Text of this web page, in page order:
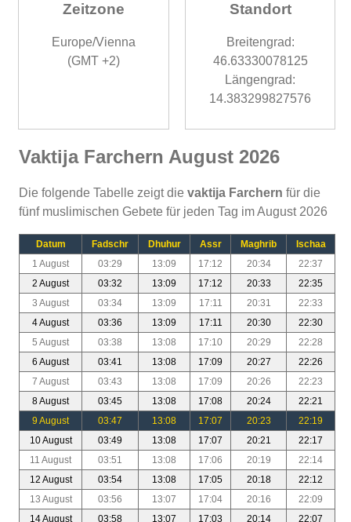
Zeitzone
Europe/Vienna
(GMT +2)
Standort
Breitengrad:
46.63330078125
Längengrad:
14.383299827576
Vaktija Farchern August 2026
Die folgende Tabelle zeigt die vaktija Farchern für die
fünf muslimischen Gebete für jeden Tag im August 2026
Datum Fadschr Dhuhur Assr Maghrib
Ischaa
1 August
03:29 13:09 17:12 20:34
22:37
2 August
03:32 13:09 17:12 20:33
22:35
3 August
03:34 13:09 17:11 20:31
22:33
4 August
03:36 13:09 17:11 20:30
22:30
5 August
03:38 13:08 17:10 20:29
22:28
6 August
03:41 13:08 17:09 20:27
22:26
7 August
03:43 13:08 17:09 20:26
22:23
8 August
03:45 13:08 17:08 20:24
22:21
9 August
03:47 13:08 17:07 20:23
22:19
10 August
03:49 13:08 17:07 20:21
22:17
11 August
03:51 13:08 17:06 20:19
22:14
12 August
03:54 13:08 17:05 20:18
22:12
13 August
03:56 13:07 17:04 20:16
22:09
14 August
03:58 13:07 17:03 20:14 22:07